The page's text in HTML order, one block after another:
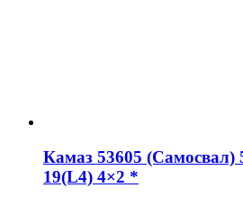
Камаз 53605 (Самосвал)
19(L4) 4×2 *